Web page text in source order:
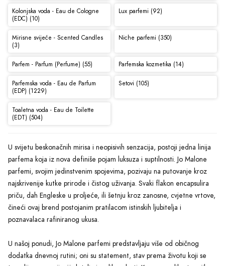
Kolonjska voda - Eau de Cologne
(EDC) (10)
Lux parfemi (92)
Mirisne svijeće - Scented Candles
(3)
Niche parfemi (350)
Parfem - Parfum (Perfume) (55) Parfemska kozmetika (14)
Parfemska voda - Eau de Parfum
(EDP) (1229)
Setovi (105)
Toaletna voda - Eau de Toilette
(EDT) (504)
U svijetu beskonačnih mirisa i neopisivih senzacija, postoji jedna linija
parfema koja iz nova definiše pojam luksuza i suptilnosti. Jo Malone
parfemi, svojim jedinstvenim spojevima, pozivaju na putovanje kroz
najskrivenije kutke prirode i čistog uživanja. Svaki flakon encapsulira
priču, dah Engleske u proljeće, ili šetnju kroz zanosne, cvjetne vrtove,
čineći ovaj brend postojanim pratilacom istinskih ljubitelja i
poznavalaca rafiniranog ukusa.
U našoj ponudi, Jo Malone parfemi predstavljaju više od običnog
dodatka dnevnoj rutini; oni su statement, stav prema životu koji se